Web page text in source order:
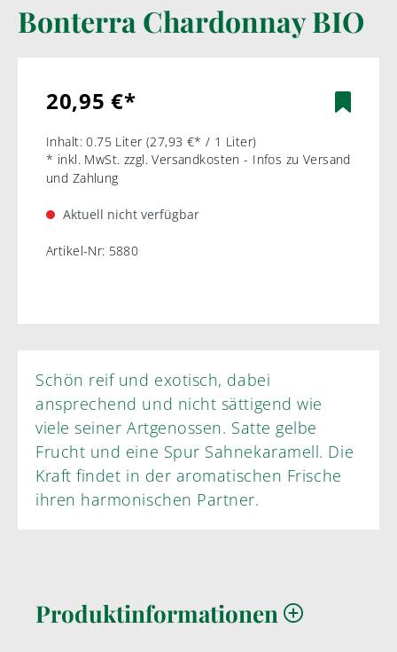
Bonterra Chardonnay BIO
20,95 €*
Inhalt:0.75 Liter (27,93 €* / 1 Liter)
* inkl. MwSt. zzgl. Versandkosten - Infos zu Versand
und Zahlung
Aktuell nicht verfügbar
Artikel-Nr: 5880
Schön reif und exotisch, dabei
ansprechend und nicht sättigend wie
viele seiner Artgenossen. Satte gelbe
Frucht und eine Spur Sahnekaramell. Die
Kraft findet in der aromatischen Frische
ihren harmonischen Partner.
Produktinformationen